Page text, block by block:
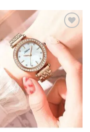
Add to
wishlist